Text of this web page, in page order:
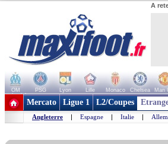
A
OM PSG Lyon Lille Monaco Chelsea Man
+ de clubs
Mercato Ligue 1 L2/Coupes
Angleterre | Espagne | Italie |